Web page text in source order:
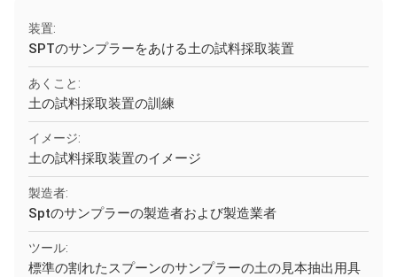
装置:
SPTのサンプラーをあける土の試料採取装置
あくこと:
土の試料採取装置の訓練
イメージ:
土の試料採取装置のイメージ
製造者:
Sptのサンプラーの製造者および製造業者
ツール:
標準の割れたスプーンのサンプラーの土の見本抽出用具